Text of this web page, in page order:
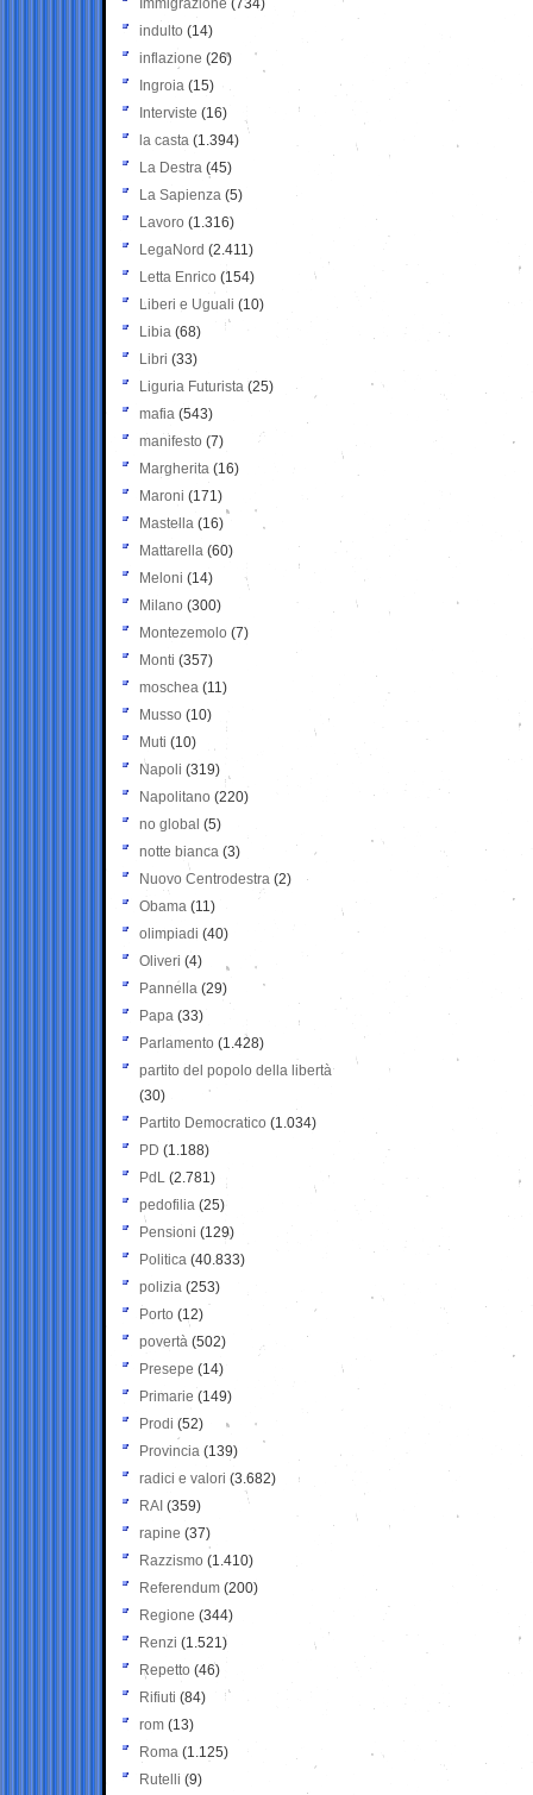
Immigrazione (734)
indulto (14)
inflazione (26)
Ingroia (15)
Interviste (16)
la casta (1.394)
La Destra (45)
La Sapienza (5)
Lavoro (1.316)
LegaNord (2.411)
Letta Enrico (154)
Liberi e Uguali (10)
Libia (68)
Libri (33)
Liguria Futurista (25)
mafia (543)
manifesto (7)
Margherita (16)
Maroni (171)
Mastella (16)
Mattarella (60)
Meloni (14)
Milano (300)
Montezemolo (7)
Monti (357)
moschea (11)
Musso (10)
Muti (10)
Napoli (319)
Napolitano (220)
no global (5)
notte bianca (3)
Nuovo Centrodestra (2)
Obama (11)
olimpiadi (40)
Oliveri (4)
Pannella (29)
Papa (33)
Parlamento (1.428)
partito del popolo della libertà
(30)
Partito Democratico (1.034)
PD (1.188)
PdL (2.781)
pedofilia (25)
Pensioni (129)
Politica (40.833)
polizia (253)
Porto (12)
povertà (502)
Presepe (14)
Primarie (149)
Prodi (52)
Provincia (139)
radici e valori (3.682)
RAI (359)
rapine (37)
Razzismo (1.410)
Referendum (200)
Regione (344)
Renzi (1.521)
Repetto (46)
Rifiuti (84)
rom (13)
Roma (1.125)
Rutelli (9)